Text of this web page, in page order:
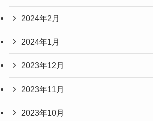
2024年2月
2024年1月
2023年12月
2023年11月
2023年10月